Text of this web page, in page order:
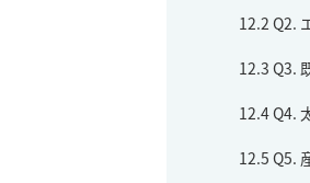
12.2 Q2.
12.3 Q3.
12.4Q4.
12.5 Q5.